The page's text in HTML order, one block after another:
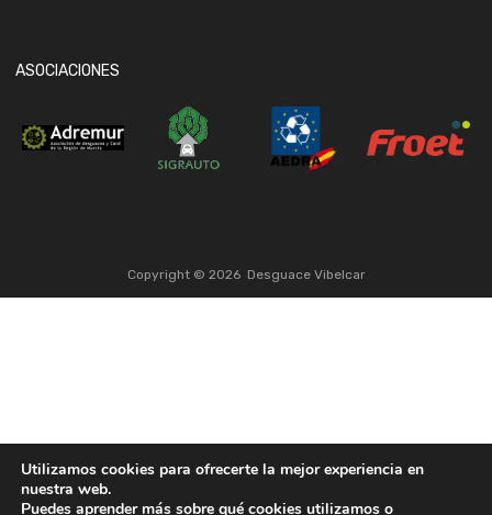
ASOCIACIONES
Copyright © 2026 Desguace Vibelcar
Utilizamos cookies para ofrecerte la mejor experiencia en
nuestra web.
Puedes aprender más sobre qué cookies utilizamos o